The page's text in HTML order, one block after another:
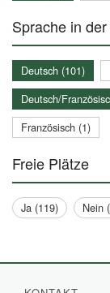
Sprache in
Deutsch (101)
Deutsch/
Französisch (1)
Freie Plätze
Ja (119) Nein